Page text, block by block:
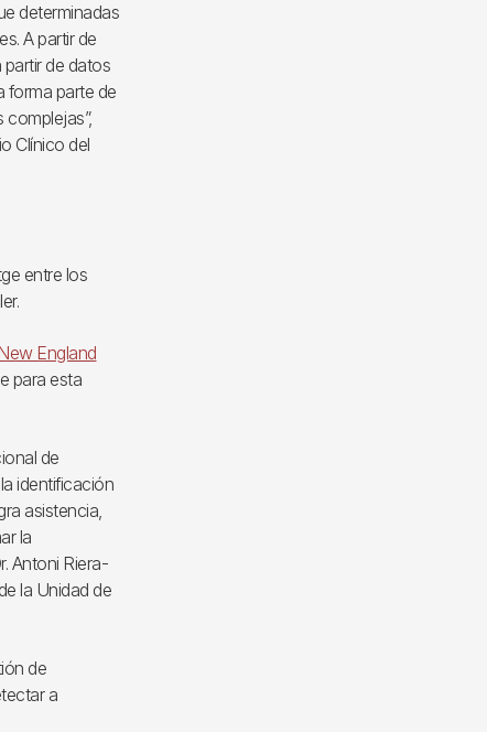
determinadas
A partir de
de datos
forma parte de
Clínico del
entre los
England
para esta
de
identificación
asistencia,
la
Antoni Riera-
la Unidad de
de
a